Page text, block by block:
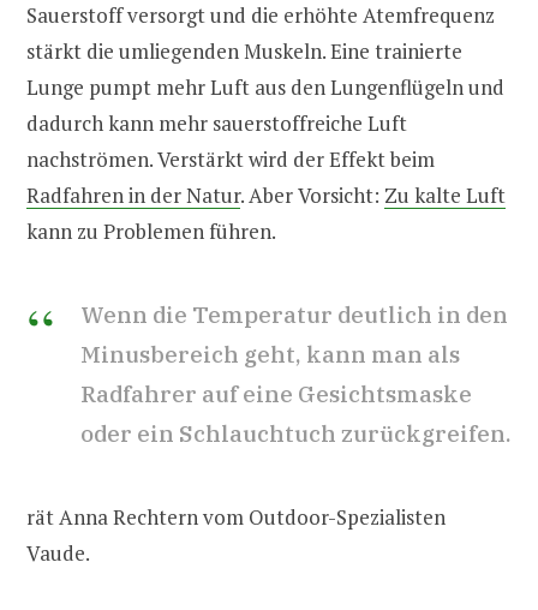
Sauerstoff versorgt und die erhöhte Atemfrequenz
stärkt die umliegenden Muskeln. Eine trainierte
Lunge pumpt mehr Luft aus den Lungenflügeln und
dadurch kann mehr sauerstoffreiche Luft
nachströmen. Verstärkt wird der Effekt beim
Radfahren in der Natur. Aber Vorsicht: Zu kalte Luft
kann zu Problemen führen.
Wenn die Temperatur deutlich in den
Minusbereich geht, kann man als
Radfahrer auf eine Gesichtsmaske
oder ein Schlauchtuch zurückgreifen.
rät Anna Rechtern vom Outdoor-Spezialisten
Vaude.